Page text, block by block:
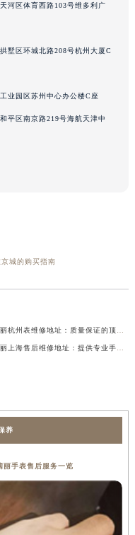
河区体育西路103号维多利广
墅区环城北路208号杭州大厦C
业园区苏州中心办公楼C座
平区南京路219号海航天津中
城的购买指南
养
丽手表售后服务一览